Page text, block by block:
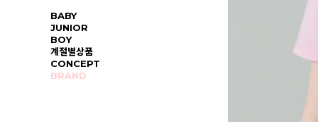
BABY
JUNIOR
BOY
계절별상품
CONCEPT
BRAND